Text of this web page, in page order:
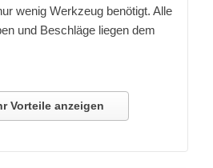
wenig Werkzeug benötigt. Alle
und Beschläge liegen dem
Vorteile anzeigen